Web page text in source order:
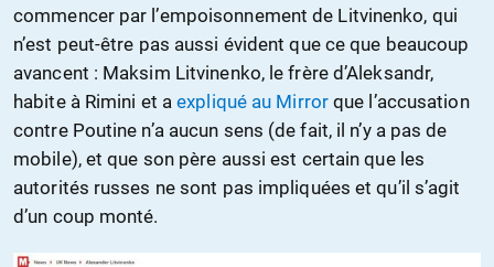
commencer par l’empoisonnement de Litvinenko, qui
n’est peut-être pas aussi évident que ce que beaucoup
avancent : Maksim Litvinenko, le frère d’Aleksandr,
habite à Rimini et aexpliqué au Mirrorque l’accusation
contre Poutine n’a aucun sens (de fait, il n’y a pas de
mobile), et que son père aussi est certain que les
autorités russes ne sont pas impliquées et qu’il s’agit
d’un coup monté.